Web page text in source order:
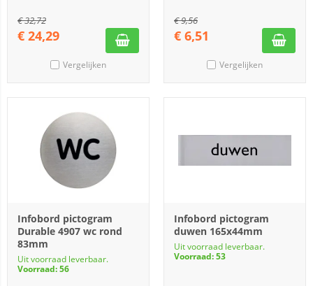
€32,72
€ 24,29
Vergelijken
€9,56
€ 6,51
Vergelijken
Infobord pictogram
Durable 4907 wc rond
83mm
Uit voorraad leverbaar.
Voorraad: 56
Infobord pictogram
duwen 165x44mm
Uit voorraad leverbaar.
Voorraad: 53